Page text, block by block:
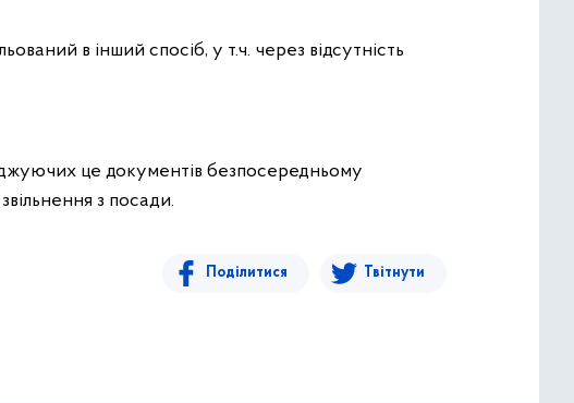
в інший спосіб, у т.ч. через відсутність
це документів безпосередньому
з посади.
Поділитися Твітнути